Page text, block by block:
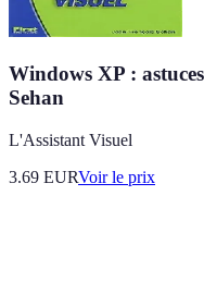
Windows XP :
Sehan
L'Assistant Visuel
3.69 EURVoir le prix